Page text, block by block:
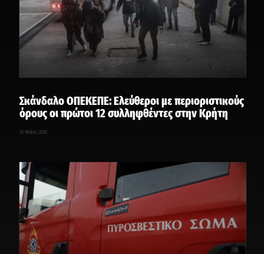
Σκάνδαλο ΟΠΕΚΕΠΕ: Ελεύθεροι με περιοριστικούς
όρους οι πρώτοι 12 συλληφθέντες στην Κρήτη
30 Μαΐου, 2026